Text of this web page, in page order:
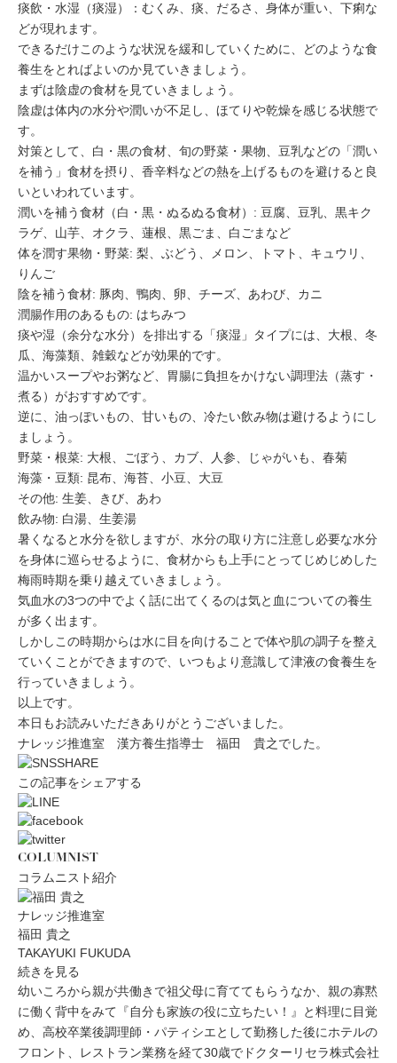
痰飲・水湿（痰湿）：むくみ、痰、だるさ、身体が重い、下痢な
どが現れます。
できるだけこのような状況を緩和していくために、どのような食
養生をとればよいのか見ていきましょう。
まずは陰虚の食材を見ていきましょう。
陰虚は体内の水分や潤いが不足し、ほてりや乾燥を感じる状態で
す。
対策として、白・黒の食材、旬の野菜・果物、豆乳などの「潤い
を補う」食材を摂り、香辛料などの熱を上げるものを避けると良
いといわれています。
潤いを補う食材（白・黒・ぬるぬる食材）: 豆腐、豆乳、黒キク
ラゲ、山芋、オクラ、蓮根、黒ごま、白ごまなど
体を潤す果物・野菜: 梨、ぶどう、メロン、トマト、キュウリ、
りんご
陰を補う食材: 豚肉、鴨肉、卵、チーズ、あわび、カニ
潤腸作用のあるもの: はちみつ
痰や湿（余分な水分）を排出する「痰湿」タイプには、大根、冬
瓜、海藻類、雑穀などが効果的です。
温かいスープやお粥など、胃腸に負担をかけない調理法（蒸す・
煮る）がおすすめです。
逆に、油っぽいもの、甘いもの、冷たい飲み物は避けるようにし
ましょう。
野菜・根菜: 大根、ごぼう、カブ、人参、じゃがいも、春菊
海藻・豆類: 昆布、海苔、小豆、大豆
その他: 生姜、きび、あわ
飲み物: 白湯、生姜湯
暑くなると水分を欲しますが、水分の取り方に注意し必要な水分
を身体に巡らせるように、食材からも上手にとってじめじめした
梅雨時期を乗り越えていきましょう。
気血水の3つの中でよく話に出てくるのは気と血についての養生
が多く出ます。
しかしこの時期からは水に目を向けることで体や肌の調子を整え
ていくことができますので、いつもより意識して津液の食養生を
行っていきましょう。
以上です。
本日もお読みいただきありがとうございました。
ナレッジ推進室 漢方養生指導士 福田 貴之でした。
この記事をシェアする
COLUMNIST
コラムニスト紹介
ナレッジ推進室
福田 貴之
TAKAYUKI FUKUDA
続きを見る
幼いころから親が共働きで祖父母に育ててもらうなか、親の寡黙
に働く背中をみて『自分も家族の役に立ちたい！』と料理に目覚
め、高校卒業後調理師・パティシエとして勤務した後にホテルの
フロント、レストラン業務を経て30歳でドクターリセラ株式会社